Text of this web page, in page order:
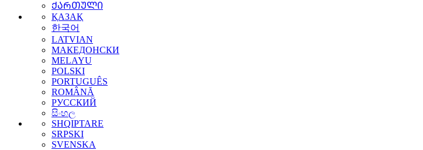
ᲥᲐᲠᲗᲣᲚᲘ
ҚАЗАҚ
한국어
LATVIAN
МАКЕДОНСКИ
MELAYU
POLSKI
PORTUGUÊS
ROMÂNĂ
РУССКИЙ
සිංහල
SHQIPTARE
SRPSKI
SVENSKA